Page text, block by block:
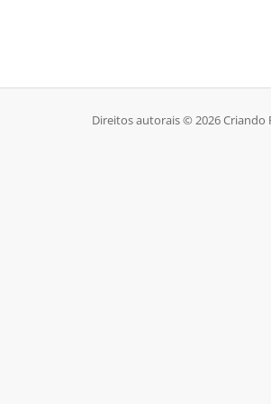
Direitos autorais © 2026 Criando